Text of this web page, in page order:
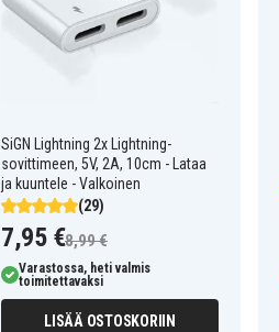
SiGN Lightning 2x Lightning-
sovittimeen, 5V, 2A, 10cm - Lataa
ja kuuntele - Valkoinen
(29)
7,95 €8,99 €
Varastossa, heti valmis
toimitettavaksi
LISÄÄ OSTOSKORIIN